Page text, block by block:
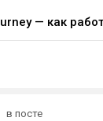
в посте